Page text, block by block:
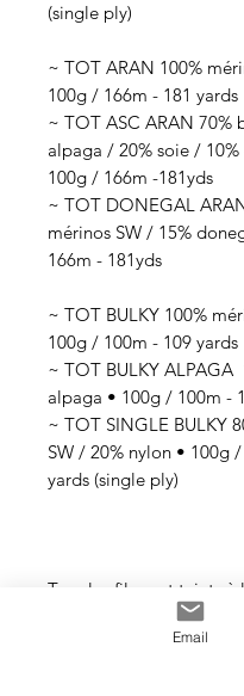
(single ply)
~ TOT ARAN 100%
100g / 166m - 181 yards
~ TOT ASC ARAN 70%
alpaga / 20% soie / 10%
100g / 166m -181yds
~ TOT DONEGAL
mérinos SW / 15%
166m - 181yds
~ TOT BULKY 100%
100g / 100m - 109 yards
~ TOT BULKY ALPAGA
alpaga • 100g / 100m -
~ TOT SINGLE BULKY
SW / 20% nylon • 100g
yards (single ply)
Tous les fils sont teints à
avec des teintures acides
professionnelles non
Email